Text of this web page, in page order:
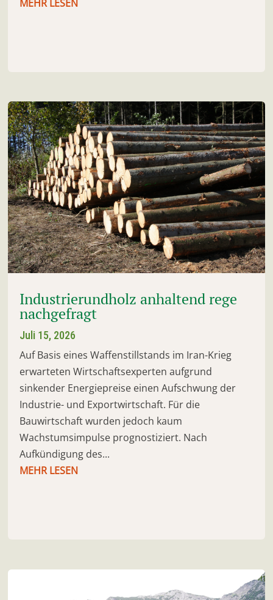
MEHR LESEN
Industrierundholz anhaltend rege
nachgefragt
Juli 15, 2026
Auf Basis eines Waffenstillstands im Iran-Krieg
erwarteten Wirtschaftsexperten aufgrund
sinkender Energiepreise einen Aufschwung der
Industrie- und Exportwirtschaft. Für die
Bauwirtschaft wurden jedoch kaum
Wachstumsimpulse prognostiziert. Nach
Aufkündigung des...
MEHR LESEN